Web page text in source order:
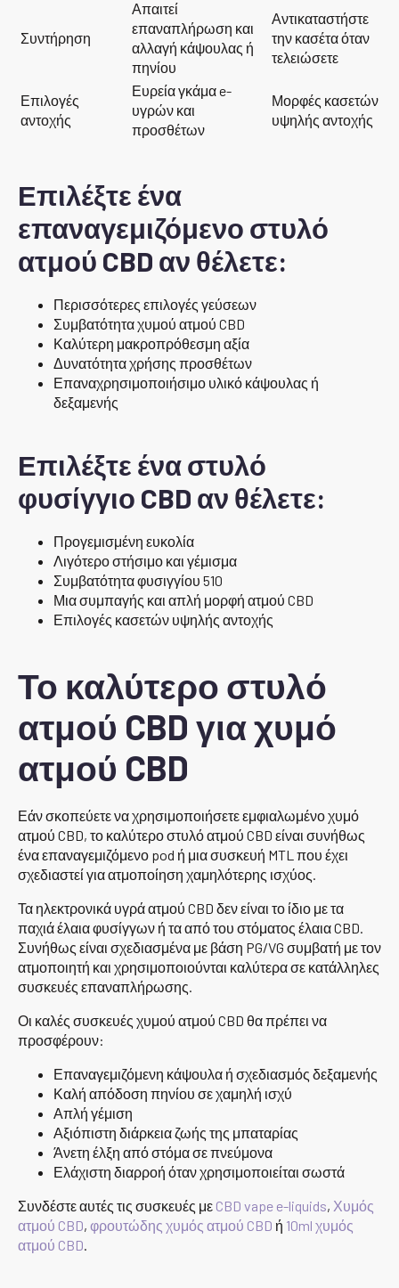
Συντήρηση
Απαιτεί
επαναπλήρωση και
αλλαγή κάψουλας ή
πηνίου
Αντικαταστήστε
την κασέτα όταν
τελειώσετε
Επιλογές
αντοχής
Ευρεία γκάμα e-
υγρών και
προσθέτων
Μορφές κασετών
υψηλής αντοχής
Επιλέξτε ένα
επαναγεμιζόμενο στυλό
ατμού CBD αν θέλετε:
Περισσότερες επιλογές γεύσεων
Συμβατότητα χυμού ατμού CBD
Καλύτερη μακροπρόθεσμη αξία
Δυνατότητα χρήσης προσθέτων
Επαναχρησιμοποιήσιμο υλικό κάψουλας ή
δεξαμενής
Επιλέξτε ένα στυλό
φυσίγγιο CBD αν θέλετε:
Προγεμισμένη ευκολία
Λιγότερο στήσιμο και γέμισμα
Συμβατότητα φυσιγγίου 510
Μια συμπαγής και απλή μορφή ατμού CBD
Επιλογές κασετών υψηλής αντοχής
Το καλύτερο στυλό
ατμού CBD για χυμό
ατμού CBD
Εάν σκοπεύετε να χρησιμοποιήσετε εμφιαλωμένο χυμό
ατμού CBD, το καλύτερο στυλό ατμού CBD είναι συνήθως
ένα επαναγεμιζόμενο pod ή μια συσκευή MTL που έχει
σχεδιαστεί για ατμοποίηση χαμηλότερης ισχύος.
Τα ηλεκτρονικά υγρά ατμού CBD δεν είναι το ίδιο με τα
παχιά έλαια φυσίγγων ή τα από του στόματος έλαια CBD.
Συνήθως είναι σχεδιασμένα με βάση PG/VG συμβατή με τον
ατμοποιητή και χρησιμοποιούνται καλύτερα σε κατάλληλες
συσκευές επαναπλήρωσης.
Οι καλές συσκευές χυμού ατμού CBD θα πρέπει να
προσφέρουν:
Επαναγεμιζόμενη κάψουλα ή σχεδιασμός δεξαμενής
Καλή απόδοση πηνίου σε χαμηλή ισχύ
Απλή γέμιση
Αξιόπιστη διάρκεια ζωής της μπαταρίας
Άνετη έλξη από στόμα σε πνεύμονα
Ελάχιστη διαρροή όταν χρησιμοποιείται σωστά
Συνδέστε αυτές τις συσκευές με CBD vape e-liquids, Χυμός
ατμού CBD, φρουτώδης χυμός ατμού CBD ή 10ml χυμός
ατμού CBD.